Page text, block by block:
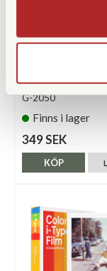
Green Clean
G-2050
Finns i lager
349 SEK
KÖP